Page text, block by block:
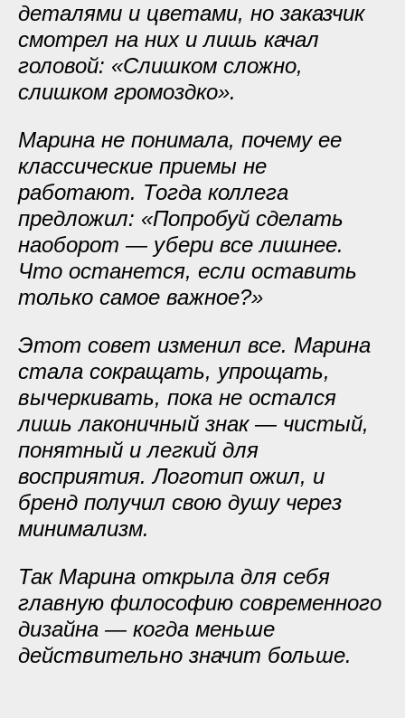
деталями и цветами, но заказчик
смотрел на них и лишь качал
головой: «Слишком сложно,
слишком громоздко».
Марина не понимала, почему ее
классические приемы не
работают. Тогда коллега
предложил: «Попробуй сделать
наоборот — убери все лишнее.
Что останется, если оставить
только самое важное?»
Этот совет изменил все. Марина
стала сокращать, упрощать,
вычеркивать, пока не остался
лишь лаконичный знак — чистый,
понятный и легкий для
восприятия. Логотип ожил, и
бренд получил свою душу через
минимализм.
Так Марина открыла для себя
главную философию современного
дизайна — когда меньше
действительно значит больше.